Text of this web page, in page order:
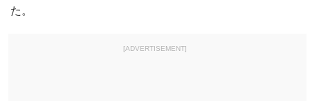
た。
[ADVERTISEMENT]